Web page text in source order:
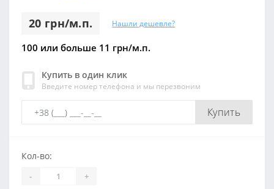
20 грн/м.п. Нашли дешевле?
100 или больше 11 грн/м.п.
Купить в один клик
Введите номер телефона и мы перезвоним
Купить
Кол-во:
- +